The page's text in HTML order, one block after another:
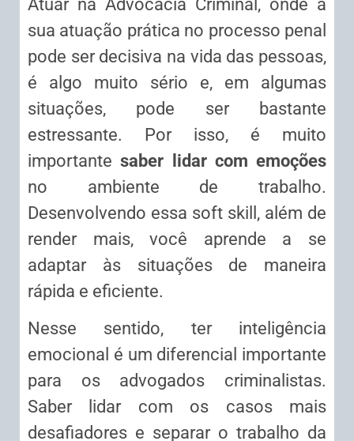
Atuar na Advocacia Criminal, onde a
sua atuação prática no processo penal
pode ser decisiva na vida das pessoas,
é algo muito sério e, em algumas
situações, pode ser bastante
estressante. Por isso, é muito
importantesaber lidar com emoções
no ambiente de trabalho.
Desenvolvendo essa soft skill, além de
render mais, você aprende a se
adaptar às situações de maneira
rápida e eficiente.
Nesse sentido, ter inteligência
emocional é um diferencial importante
para os advogados criminalistas.
Saber lidar com os casos mais
desafiadores e separar o trabalho da